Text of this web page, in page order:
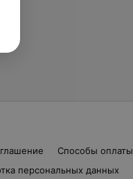
Способы оплаты
персональных данных